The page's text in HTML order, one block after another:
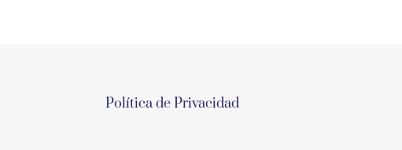
Política de Privacidad